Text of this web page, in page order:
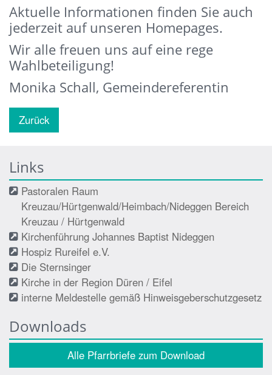
Aktuelle Informationen finden Sie auch
jederzeit auf unseren Homepages.
Wir alle freuen uns auf eine rege
Wahlbeteiligung!
Monika Schall, Gemeindereferentin
Zurück
Links
Pastoralen Raum
Kreuzau/Hürtgenwald/Heimbach/Nideggen Bereich
Kreuzau / Hürtgenwald
Kirchenführung Johannes Baptist Nideggen
Hospiz Rureifel e.V.
Die Sternsinger
Kirche in der Region Düren / Eifel
interne Meldestelle gemäß Hinweisgeberschutzgesetz
Downloads
Alle Pfarrbriefe zum Download